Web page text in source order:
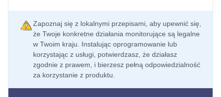
Zapoznaj się z lokalnymi przepisami, aby upewnić się,
że Twoje konkretne działania monitorujące są legalne
w Twoim kraju. Instalując oprogramowanie lub
korzystając z usługi, potwierdzasz, że działasz
zgodnie z prawem, i bierzesz pełną odpowiedzialność
za korzystanie z produktu.